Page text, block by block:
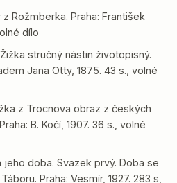
Rožmberka. Praha: František
dílo
stručný nástin životopisný.
Jana Otty, 1875. 43 s., volné
z Trocnova obraz z českých
B. Kočí, 1907. 36 s., volné
jeho doba. Svazek prvý. Doba se
Praha: Vesmír, 1927. 283 s,